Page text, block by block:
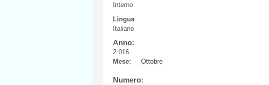
Interno
Lingua
Italiano
Anno:
2 016
Mese:
Ottobre
Numero: